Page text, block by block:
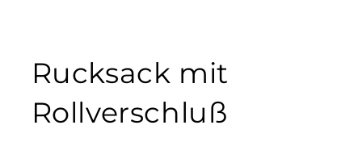
Rucksack mit
Rollverschluß